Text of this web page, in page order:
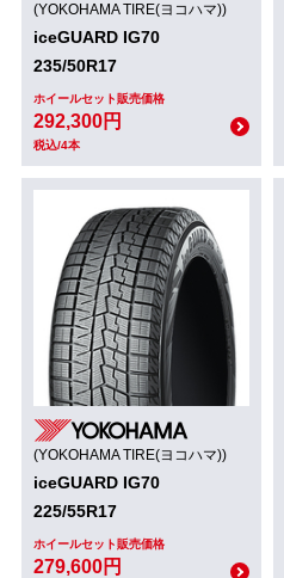
(YOKOHAMA TIRE(ヨコハマ))
iceGUARD IG70
235/50R17
ホイールセット販売価格
292,300円
税込/4本
(YOKOHAMA TIRE(ヨコハマ))
iceGUARD IG70
225/55R17
ホイールセット販売価格
279,600円